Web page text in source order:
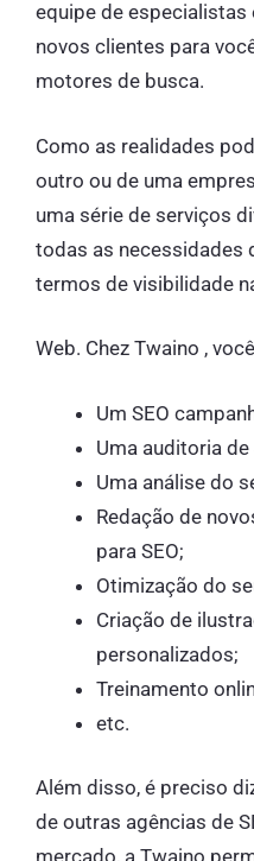
equipe de especialistas
novos clientes para
motores de busca.
Como as realidades
outro ou de uma
uma série de serviços
todas as necessidades
termos de visibilidade
Web. Chez Twaino ,
Um SEO
Uma auditoria de
Uma análise do
Redação de
para SEO;
Otimização do
Criação de
personalizados;
Treinamento
etc.
Além disso, é preciso
de outras agências de
mercado, a Twaino